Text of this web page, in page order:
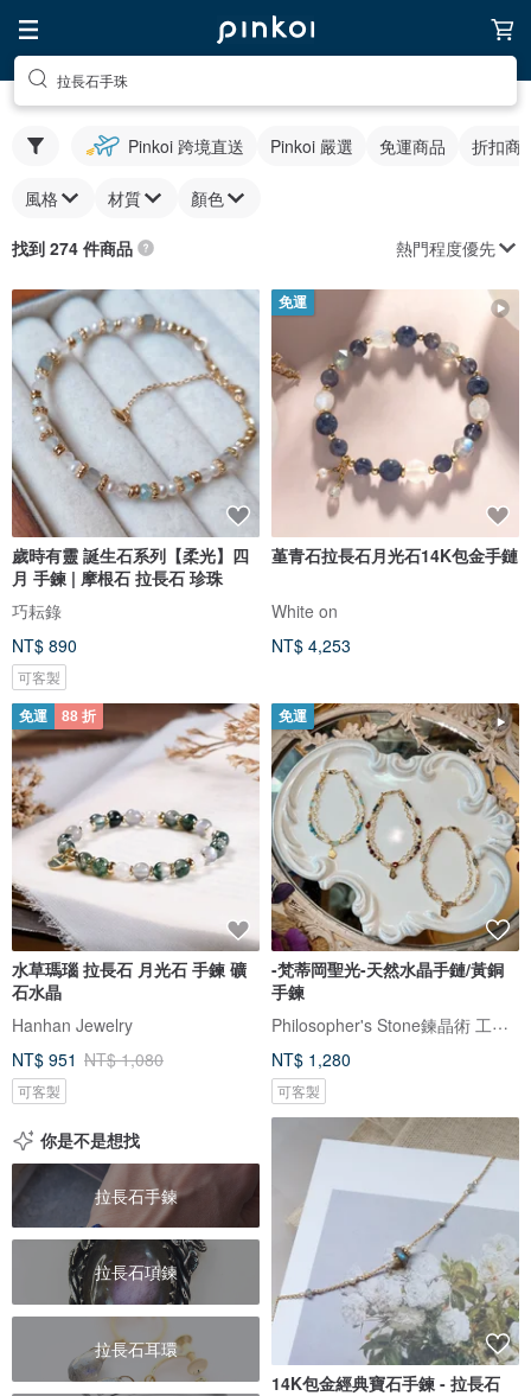
拉長石手珠
Pinkoi 跨境直送 Pinkoi 嚴選 免運商品 折扣商
風格 材質 顏色
找到 274 件商品 熱門程度優先
歲時有靈 誕生石系列【柔光】四
月 手鍊 | 摩根石 拉長石 珍珠
巧耘錄
NT$ 890
可客製
免運
堇青石拉長石月光石14K包金手鏈
White on
NT$ 4,253
免運 88 折
水草瑪瑙 拉長石 月光石 手鍊 礦
石水晶
Hanhan Jewelry
NT$ 951 NT$ 1,080
可客製
免運
-梵蒂岡聖光-天然水晶手鏈/黃銅
手鍊
Philosopher's Stone鍊晶術 工作室
NT$ 1,280
可客製
你是不是想找
拉長石手鍊
拉長石項鍊
拉長石耳環
14K包金經典寶石手鍊 - 拉長石